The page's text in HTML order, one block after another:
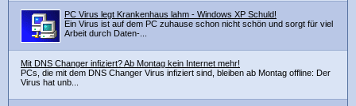
PC Virus legt Krankenhaus lahm - Windows XP Schuld!
Ein Virus ist auf dem PC zuhause schon nicht schön und sorgt für viel
Arbeit durch Daten-...
Mit DNS Changer infiziert? Ab Montag kein Internet mehr!
PCs, die mit dem DNS Changer Virus infiziert sind, bleiben ab Montag offline: Der
Virus hat unb...